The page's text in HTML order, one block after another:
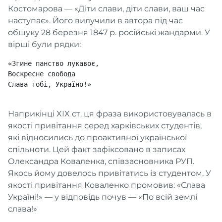
Костомарова — «Діти слави, діти слави, ваш час
наступає». Його вилучили в автора під час
обшуку 28 березня 1847 р. російські жандарми. У
вірші були рядки:
«Згине панство лукавоє,
Воскресне свобода
Слава тобі, Україно!»
Наприкінці XIX ст. ця фраза використовувалась в
якості привітання серед харківських студентів,
які відносились до проактивної української
спільноти. Цей факт зафіксовано в записах
Олександра Коваленка, співзасновника РУП.
Якось йому довелось привітатись із студентом. У
якості привітання Коваленко промовив: «Слава
Україні!» — у відповідь почув — «По всій землі
слава!»